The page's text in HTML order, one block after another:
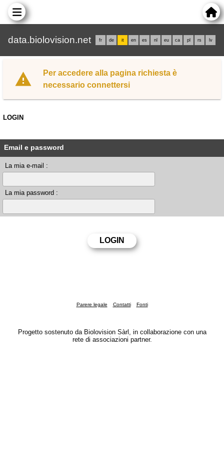
data.biolovision.net fr de it en es nl eu ca pl rs lv
Per accedere alla pagina richiesta è
necessario connettersi
LOGIN
Email e password
La mia e-mail :
La mia password :
Parere legale Contatti Fonti
Progetto sostenuto da Biolovision Sàrl, in collaborazione con una
rete di associazioni partner.